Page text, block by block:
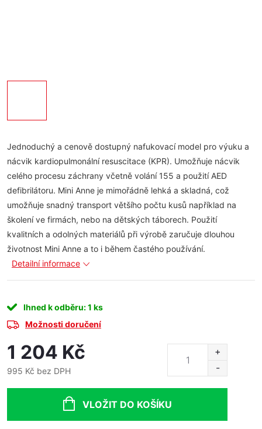
Jednoduchý a cenově dostupný nafukovací model pro výuku a
nácvik kardiopulmonální resuscitace (KPR). Umožňuje nácvik
celého procesu záchrany včetně volání 155 a použití AED
defibrilátoru. Mini Anne je mimořádně lehká a skladná, což
umožňuje snadný transport většího počtu kusů například na
školení ve firmách, nebo na dětských táborech. Použití
kvalitních a odolných materiálů při výrobě zaručuje dlouhou
životnost Mini Anne a to i během častého používání.
Detailní informace
Ihned k odběru: 1 ks
Možnosti doručení
1 204 Kč
995 Kč bez DPH
VLOŽIT DO KOŠÍKU